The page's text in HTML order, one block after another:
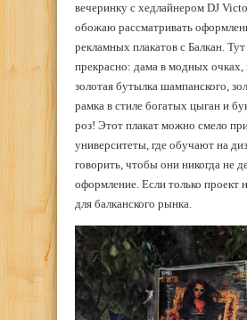
вечеринку с хедлайнером DJ
обожаю рассматривать
рекламных плакатов с Балкан.
прекрасно: дама в модных
золотая бутылка шампанского,
рамка в стиле богатых цыган и
роз! Этот плакат можно смело
университеты, где обучают на
говорить, чтобы они никогда не
оформление. Если только проект
для балканского рынка.